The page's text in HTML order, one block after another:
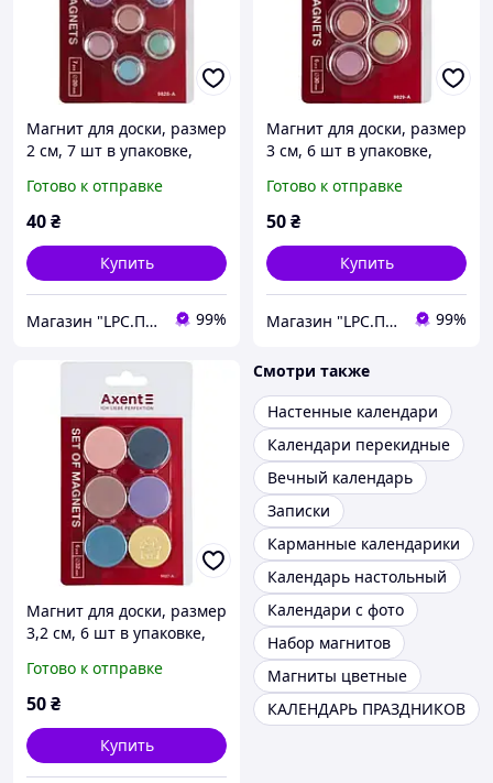
Магнит для доски, размер
2 см, 7 шт в упаковке,
Axent
Готово к отправке
40₴
Купить
Магазин "LPC.Полиграфия" 99%
Магнит для доски, размер
3 см, 6 шт в упаковке,
Axent
Готово к отправке
50₴
Купить
Магазин "LPC.Полиграфия" 99%
Магнит для доски, размер
3,2 см, 6 шт в упаковке,
Axent
Готово к отправке
50₴
Купить
Смотри также
Настенные календари
Календари перекидные
Вечный календарь
Записки
Карманные календарики
Календарь настольный
Календари с фото
Набор магнитов
Магниты цветные
КАЛЕНДАРЬ ПРАЗДНИКОВ